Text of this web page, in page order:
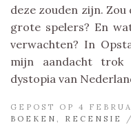
deze zouden zijn.
grote spelers? En
verwachten? In
mijn aandacht trok
dystopia van
GEPOST OP 4
BOEKEN
RECENSIE